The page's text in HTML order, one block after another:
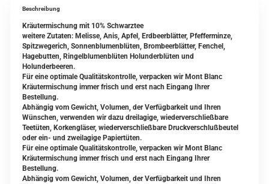
Beschreibung
Kräutermischung mit 10% Schwarztee
weitere Zutaten: Melisse, Anis, Apfel, Erdbeerblätter, Pfefferminze,
Spitzwegerich, Sonnenblumenblüten, Brombeerblätter, Fenchel,
Hagebutten, Ringelblumenblüten Holunderblüten und
Holunderbeeren.
Für eine optimale Qualitätskontrolle, verpacken wir Mont Blanc
Kräutermischung immer frisch und erst nach Eingang Ihrer
Bestellung.
Abhängig vom Gewicht, Volumen, der Verfügbarkeit und Ihren
Wünschen, verwenden wir dazu dreilagige, wiederverschließbare
Teetüten, Korkengläser, wiederverschließbare Druckverschlußbeutel
oder ein- und zweilagige Papiertüten.
Für eine optimale Qualitätskontrolle, verpacken wir Mont Blanc
Kräutermischung immer frisch und erst nach Eingang Ihrer
Bestellung.
Abhängig vom Gewicht, Volumen, der Verfügbarkeit und Ihren